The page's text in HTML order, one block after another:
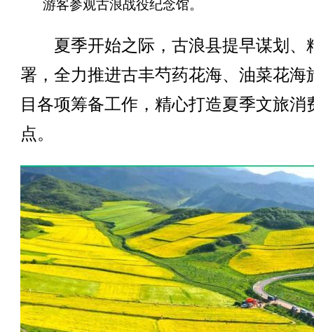
游客参观古浪战役纪念馆。
夏季开始之际，古浪县提早谋划、
署，全力推进古丰芍药花海、油菜花海
目各项筹备工作，精心打造夏季文旅消
点。